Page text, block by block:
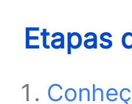
Etapas